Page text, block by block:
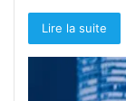
Lire la suite